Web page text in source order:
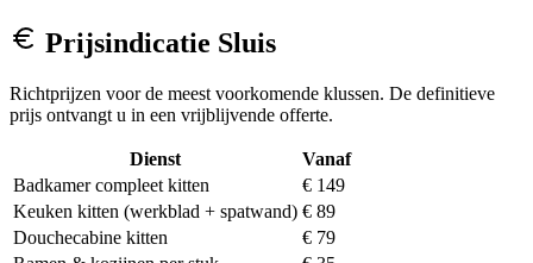
Prijsindicatie Sluis
Richtprijzen voor de meest voorkomende klussen. De definitieve
prijs ontvangt u in een vrijblijvende offerte.
Dienst
Vanaf
Badkamer compleet kitten
€ 149
Keuken kitten (werkblad + spatwand) € 89
Douchecabine kitten
€ 79